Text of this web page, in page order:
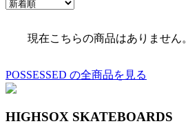
現在こちらの商品はありません。
POSSESSED の全商品を見る
HIGHSOX SKATEBOARDS